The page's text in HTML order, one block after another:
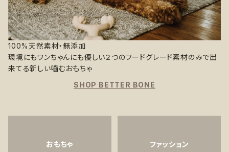
100%天然素材・無添加
環境にもワンちゃんにも優しい２つのフードグレード素材のみで出
来てる新しい嚙むおもちゃ
SHOP BETTER BONE
おもちゃ ファッション